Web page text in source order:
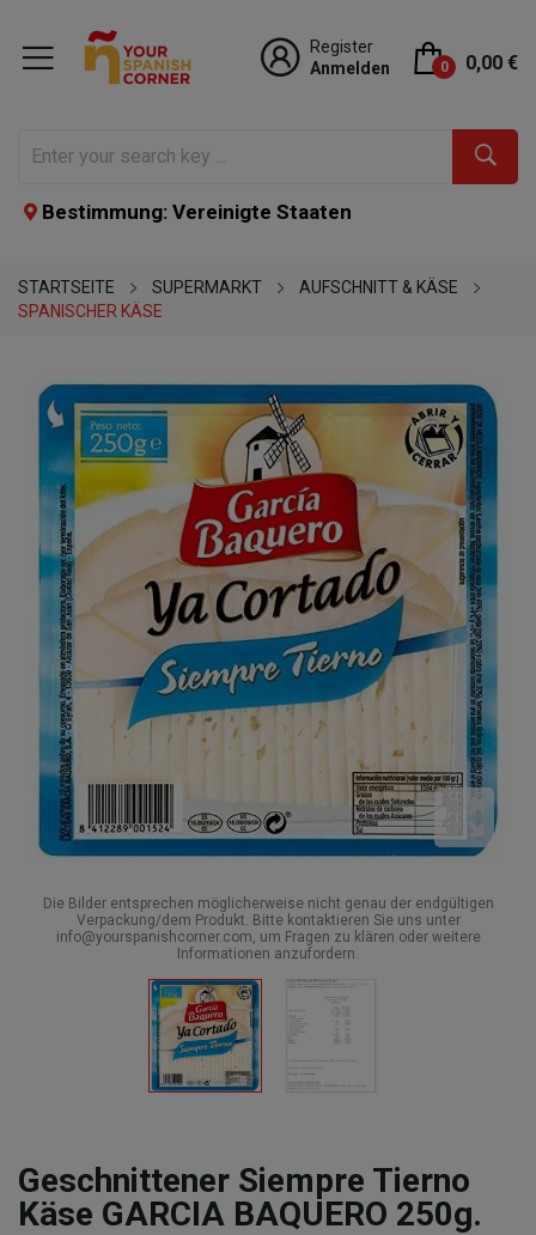
Register
Anmelden
0 0,00 €
Bestimmung: Vereinigte Staaten
STARTSEITE SUPERMARKT
AUFSCHNITT & KÄSE
SPANISCHER KÄSE
Die Bilder entsprechen möglicherweise nicht genau der endgültigen
Verpackung/dem Produkt. Bitte kontaktieren Sie uns unter
info@yourspanishcorner.com, um Fragen zu klären oder weitere
Informationen anzufordern.
Geschnittener Siempre Tierno
Käse GARCIA BAQUERO 250g.